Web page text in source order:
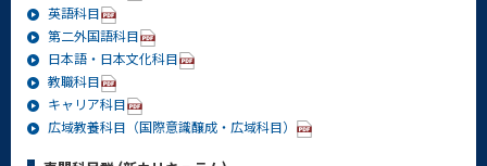
英語科目
第二外国語科目
日本語・日本文化科目
教職科目
キャリア科目
広域教養科目（国際意識醸成・広域科目）